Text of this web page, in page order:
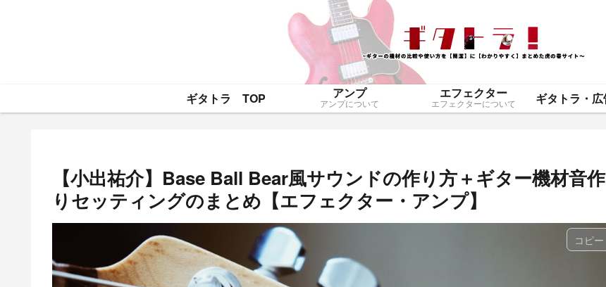
ギタトラ TOP アンプ
アンプについて
エフェクター
エフェクターについて
【小出祐介】Base Ball Bear風サウンドの作り方＋ギター機材音作
りセッティングのまとめ【エフェクター・アンプ】
コピー